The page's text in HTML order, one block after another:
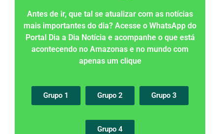
Antes de ir, que tal se atualizar com as notícias
mais importantes do dia? Acesse o WhatsApp do
Portal Dia a Dia Notícia e acompanhe o que está
acontecendo no Amazonas e no mundo com
apenas um clique
Grupo 1 Grupo 2 Grupo 3
Grupo 4